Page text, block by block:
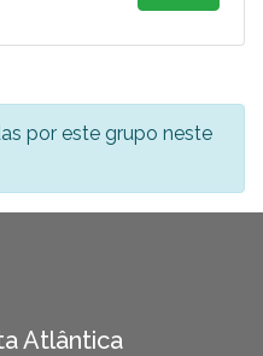
por este grupo neste
Atlântica